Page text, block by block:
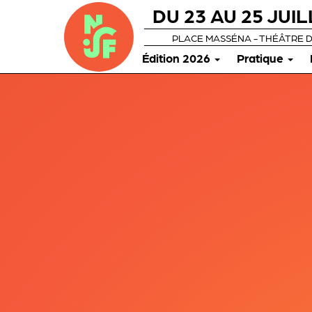
DU 23 AU 25
PLACE MASSÉNA - THÉÂTRE
Édition 2026 Pratique